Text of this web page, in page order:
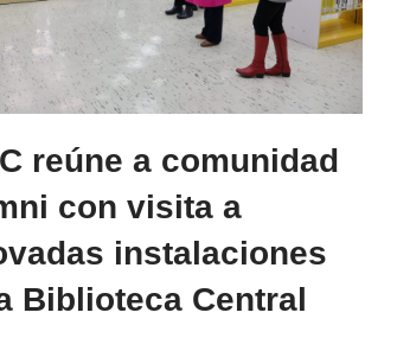
reúne a comunidad
con visita a
instalaciones
Biblioteca Central